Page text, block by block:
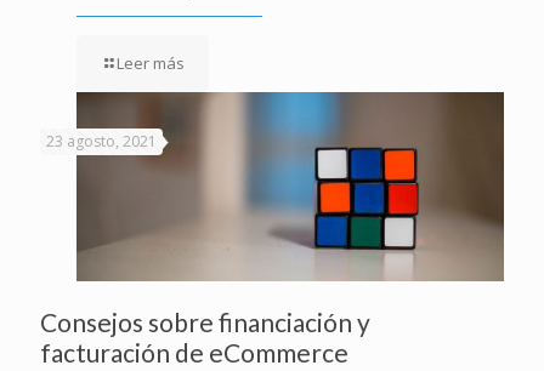
Leer más
23 agosto, 2021
Consejos sobre financiación y
facturación de eCommerce